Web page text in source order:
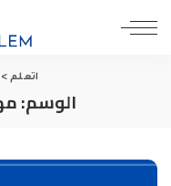
اتعلم>
الوسم: